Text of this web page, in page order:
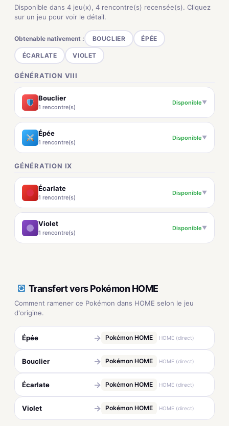
Disponible dans 4 jeu(x), 4 rencontre(s) recensée(s). Cliquez
sur un jeu pour voir le détail.
Obtenable nativement : BOUCLIER ÉPÉE
ÉCARLATE VIOLET
GÉNÉRATION VIII
Bouclier
1 rencontre(s)
Disponible▼
Épée
1 rencontre(s)
Disponible▼
GÉNÉRATION IX
Écarlate
1 rencontre(s)
Disponible▼
Violet
1 rencontre(s)
Disponible▼
Transfert vers Pokémon HOME
Comment ramener ce Pokémon dans HOME selon le jeu
d'origine.
Épée → Pokémon HOME HOME (direct)
Bouclier → Pokémon HOME HOME (direct)
Écarlate → Pokémon HOME HOME (direct)
Violet → Pokémon HOME HOME (direct)